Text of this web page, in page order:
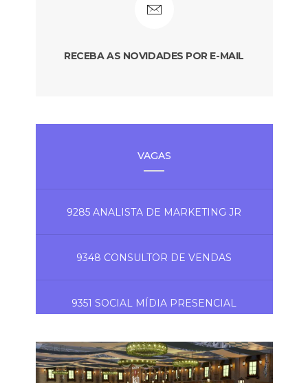
RECEBA AS NOVIDADES POR E-MAIL
VAGAS
9285 ANALISTA DE MARKETING JR
9348 CONSULTOR DE VENDAS
9351 SOCIAL MÍDIA PRESENCIAL